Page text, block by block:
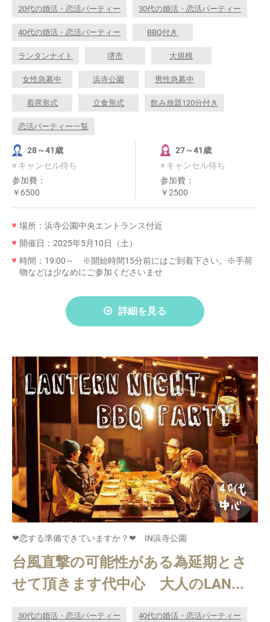
20代の婚活・恋活パーティー 30代の婚活・恋活パーティー
40代の婚活・恋活パーティー BBQ付き
ランタンナイト 堺市 大規模
女性急募中 浜寺公園 男性急募中
着席形式 立食形式 飲み放題120分付き
恋活パーティー一覧
28～41歳
× キャンセル待ち
参加費：
￥6500
27～41歳
× キャンセル待ち
参加費：
￥2500
場所：浜寺公園中央エントランス付近
開催日：2025年5月10日（土）
時間：19:00～ ※開始時間15分前にはご到着下さい。※手荷
物などは少なめにご参加くださいませ
詳細を見る
❤恋する準備できていますか？❤ IN浜寺公園
台風直撃の可能性がある為延期とさ
せて頂きます代中心 大人のLAN...
30代の婚活・恋活パーティー 40代の婚活・恋活パーティー